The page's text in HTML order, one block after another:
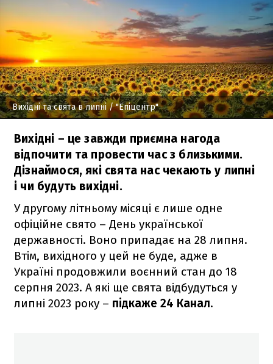
Вихідні та свята в липні/ "Епіцентр"
Вихідні – це завжди приємна нагода
відпочити та провести час з близькими.
Дізнаймося, які свята нас чекають у липні
і чи будуть вихідні.
У другому літньому місяці є лише одне
офіційне свято – День української
державності. Воно припадає на 28 липня.
Втім, вихідного у цей не буде, адже в
Україні продовжили воєнний стан до 18
серпня 2023. А які ще свята відбудуться у
липні 2023 року – підкаже 24 Канал.